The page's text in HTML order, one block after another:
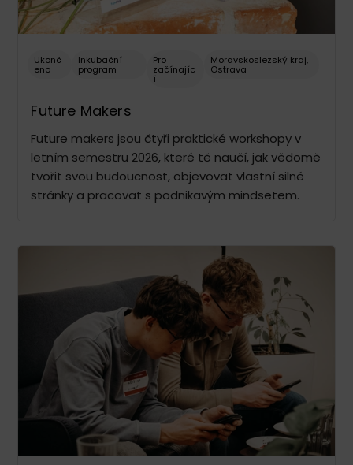
Ukonč
eno
Inkubační
program
Pro
začínajíc
í
Moravskoslezský kraj,
Ostrava
Future Makers
Future makers jsou čtyři praktické workshopy v
letním semestru 2026, které tě naučí, jak vědomě
tvořit svou budoucnost, objevovat vlastní silné
stránky a pracovat s podnikavým mindsetem.